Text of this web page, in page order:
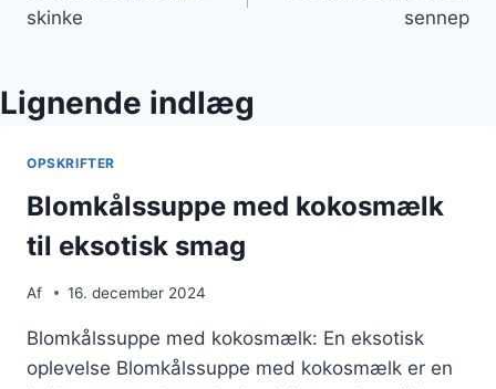
skinke
sennep
Lignende indlæg
OPSKRIFTER
Blomkålssuppe med kokosmælk
til eksotisk smag
Af 16. december 2024
Blomkålssuppe med kokosmælk: En eksotisk
oplevelse Blomkålssuppe med kokosmælk er en